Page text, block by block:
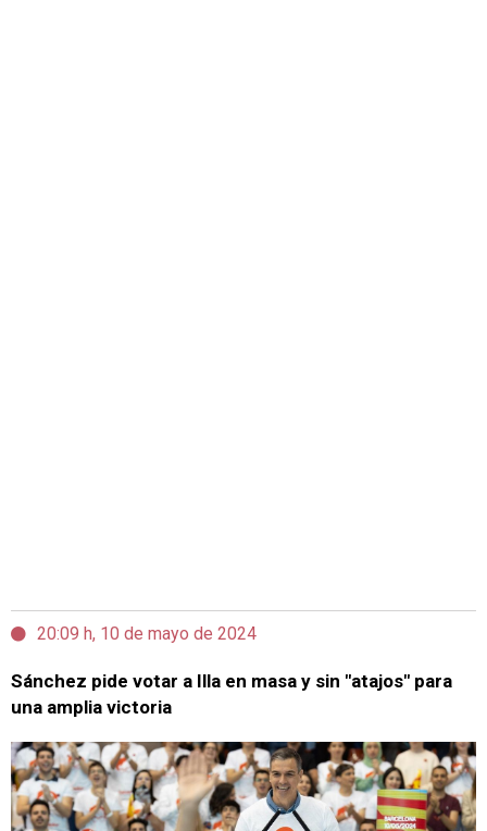
20:09 h, 10 de mayo de 2024
Sánchez pide votar a Illa en masa y sin "atajos" para
una amplia victoria